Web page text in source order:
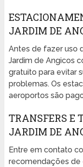
JARDIM DE
Antes de fazer uso
Jardim de Angicos
gratuito para evitar
problemas. Os
aeroportos são
TRANSFERS E
JARDIM DE
Entre em contato
recomendações de